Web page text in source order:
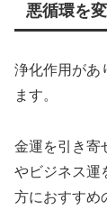
悪循環を
浄化作用があ
ます。
金運を引き寄
やビジネス運
方におすすめ